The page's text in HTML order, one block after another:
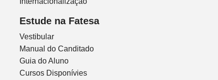
Estude na Fatesa
Vestibular
Manual do Canditado
Guia do Aluno
Cursos Disponívies